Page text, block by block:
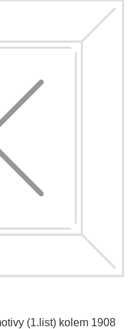
(1.list) kolem 1908